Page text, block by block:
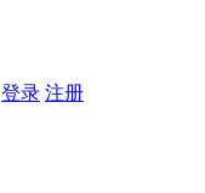
登录 注册